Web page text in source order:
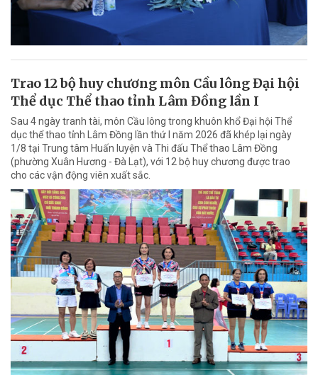
Trao 12 bộ huy chương môn Cầu lông Đại hội
Thể dục Thể thao tỉnh Lâm Đồng lần I
Sau 4 ngày tranh tài, môn Cầu lông trong khuôn khổ Đại hội Thể
dục thể thao tỉnh Lâm Đồng lần thứ I năm 2026 đã khép lại ngày
1/8 tại Trung tâm Huấn luyện và Thi đấu Thể thao Lâm Đồng
(phường Xuân Hương - Đà Lạt), với 12 bộ huy chương được trao
cho các vận động viên xuất sắc.